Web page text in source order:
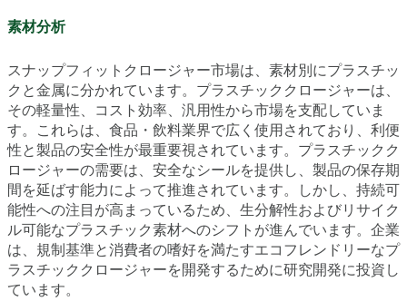
素材分析
スナップフィットクロージャー市場は、素材別にプラスチッ
クと金属に分かれています。プラスチッククロージャーは、
その軽量性、コスト効率、汎用性から市場を支配していま
す。これらは、食品・飲料業界で広く使用されており、利便
性と製品の安全性が最重要視されています。プラスチックク
ロージャーの需要は、安全なシールを提供し、製品の保存期
間を延ばす能力によって推進されています。しかし、持続可
能性への注目が高まっているため、生分解性およびリサイク
ル可能なプラスチック素材へのシフトが進んでいます。企業
は、規制基準と消費者の嗜好を満たすエコフレンドリーなプ
ラスチッククロージャーを開発するために研究開発に投資し
ています。